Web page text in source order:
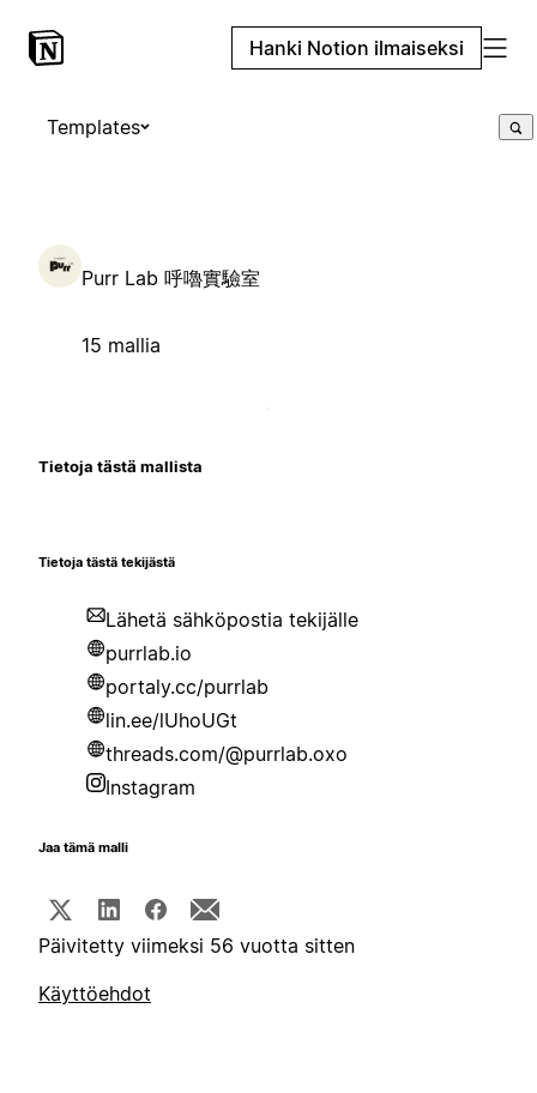
Hanki Notion ilmaiseksi
Templates
Purr Lab 呼嚕實驗室
15 mallia
Tietoja tästä mallista
Tietoja tästä tekijästä
Lähetä sähköpostia tekijälle
purrlab.io
portaly.cc/purrlab
lin.ee/lUhoUGt
threads.com/@purrlab.oxo
Instagram
Jaa tämä malli
Päivitetty viimeksi 56 vuotta sitten
Käyttöehdot